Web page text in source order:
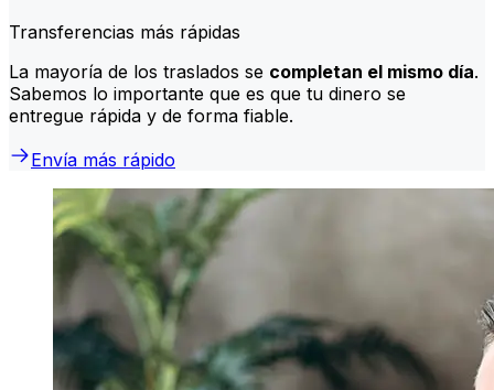
Transferencias más rápidas
La mayoría de los traslados se completan el mismo día.
Sabemos lo importante que es que tu dinero se
entregue rápida y de forma fiable.
Envía más rápido